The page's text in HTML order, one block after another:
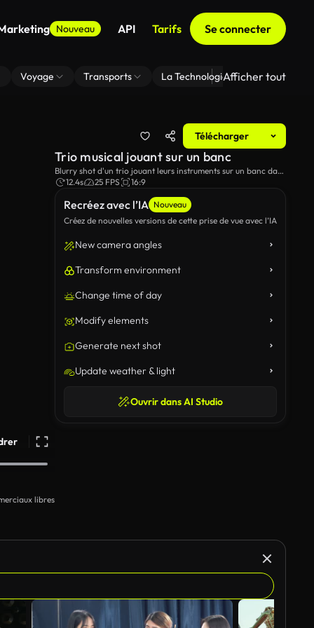
Nouveau API Tarifs Se connecter
Voyage Transports La Technologie Zoom En
Afficher tout
Télécharger
libres
Recréez avec l’IA Nouveau
Créez de nouvelles versions de cette prise de vue avec l’IA
New camera angles
Transform environment
Change time of day
Modify elements
Generate next shot
Update weather & light
Ouvrir dans AI Studio
Trio musical jouant sur un banc
Blurry shot d'un trio jouant leurs instruments sur un banc dans
le parc.
12.4s 25 FPS 16:9